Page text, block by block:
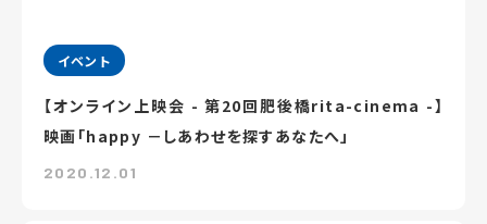
イベント
【オンライン上映会 - 第20回肥後橋rita-cinema -】
映画「happy －しあわせを探すあなたへ」
2020.12.01